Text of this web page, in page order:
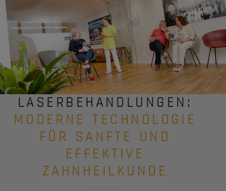
LASERBEHANDLUNGEN:
MODERNE TECHNOLOGIE
FÜR SANFTE UND
EFFEKTIVE
ZAHNHEILKUNDE